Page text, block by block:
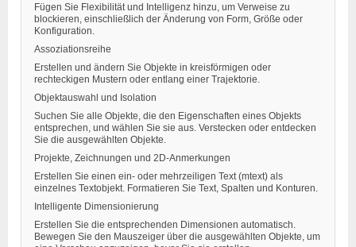
Fügen Sie Flexibilität und Intelligenz hinzu, um Verweise zu
blockieren, einschließlich der Änderung von Form, Größe oder
Konfiguration.
Assoziationsreihe
Erstellen und ändern Sie Objekte in kreisförmigen oder
rechteckigen Mustern oder entlang einer Trajektorie.
Objektauswahl und Isolation
Suchen Sie alle Objekte, die den Eigenschaften eines Objekts
entsprechen, und wählen Sie sie aus. Verstecken oder entdecken
Sie die ausgewählten Objekte.
Projekte, Zeichnungen und 2D-Anmerkungen
Erstellen Sie einen ein- oder mehrzeiligen Text (mtext) als
einzelnes Textobjekt. Formatieren Sie Text, Spalten und Konturen.
Intelligente Dimensionierung
Erstellen Sie die entsprechenden Dimensionen automatisch.
Bewegen Sie den Mauszeiger über die ausgewählten Objekte, um